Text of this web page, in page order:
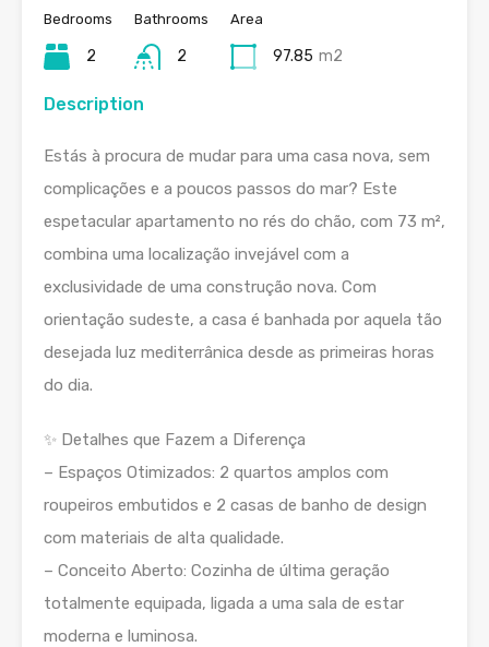
Bedrooms
2
Bathrooms
2
Area
97.85 m2
Description
Estás à procura de mudar para uma casa nova, sem
complicações e a poucos passos do mar? Este
espetacular apartamento no rés do chão, com 73 m²,
combina uma localização invejável com a
exclusividade de uma construção nova. Com
orientação sudeste, a casa é banhada por aquela tão
desejada luz mediterrânica desde as primeiras horas
do dia.
✨ Detalhes que Fazem a Diferença
– Espaços Otimizados: 2 quartos amplos com
roupeiros embutidos e 2 casas de banho de design
com materiais de alta qualidade.
– Conceito Aberto: Cozinha de última geração
totalmente equipada, ligada a uma sala de estar
moderna e luminosa.